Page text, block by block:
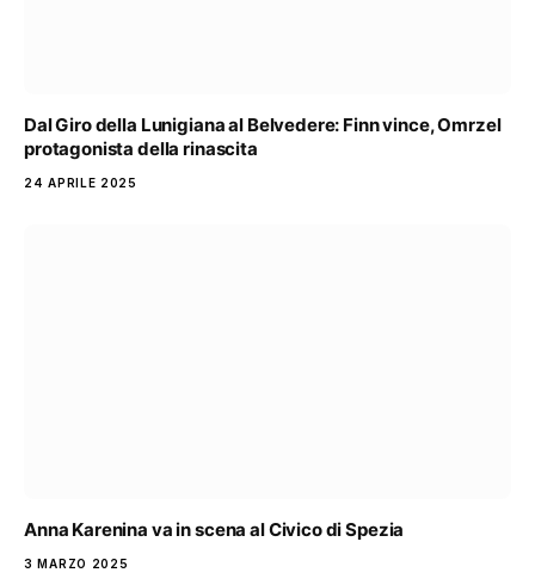
Dal Giro della Lunigiana al Belvedere: Finn vince, Omrzel
protagonista della rinascita
24 APRILE 2025
Anna Karenina va in scena al Civico di Spezia
3 MARZO 2025